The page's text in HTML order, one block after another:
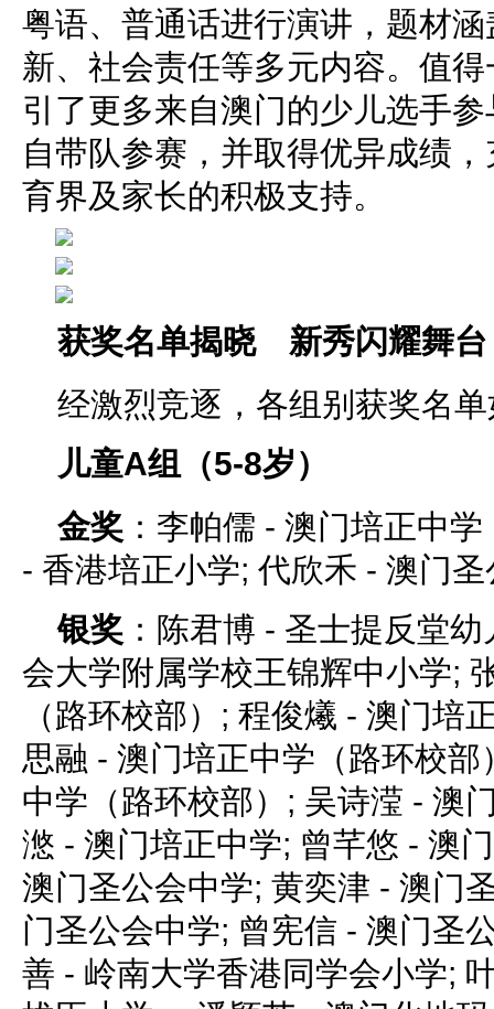
粤语、普通话进行演讲，题材
新、社会责任等多元内容。值
引了更多来自澳门的少儿选手
自带队参赛，并取得优异成绩
育界及家长的积极支持。
获奖名单揭晓 新秀闪耀舞台
经激烈竞逐，各组别获奖名
儿童A组（5-8岁）
金奖 ：李帕儒 - 澳门培正中
- 香港培正小学; 代欣禾 - 澳门
银奖 ：陈君博 - 圣士提反堂
会大学附属学校王锦辉中小学;
（路环校部）; 程俊爔 - 澳门培
思融 - 澳门培正中学（路环校
中学（路环校部）; 吴诗滢 - 澳
滺 - 澳门培正中学; 曾芊悠 - 澳
澳门圣公会中学; 黄奕津 - 澳门
门圣公会中学; 曾宪信 - 澳门圣
善 - 岭南大学香港同学会小学;